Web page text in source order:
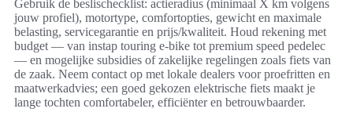
Gebruik de beslischecklist: actieradius (minimaal X km volgens
jouw profiel), motortype, comfortopties, gewicht en maximale
belasting, servicegarantie en prijs/kwaliteit. Houd rekening met
budget — van instap touring e-bike tot premium speed pedelec
— en mogelijke subsidies of zakelijke regelingen zoals fiets van
de zaak. Neem contact op met lokale dealers voor proefritten en
maatwerkadvies; een goed gekozen elektrische fiets maakt je
lange tochten comfortabeler, efficiënter en betrouwbaarder.